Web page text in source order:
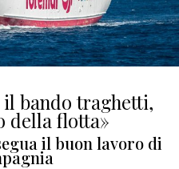
bando traghetti,
della flotta»
il buon lavoro di